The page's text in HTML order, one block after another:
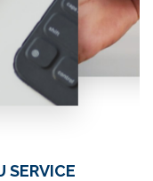
SERVICE